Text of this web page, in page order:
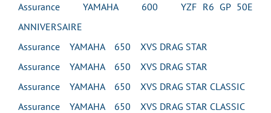
Assurance YAMAHA 600 YZF R6 GP 50E
ANNIVERSAIRE
Assurance YAMAHA 650 XVS DRAG STAR
Assurance YAMAHA 650 XVS DRAG STAR
Assurance YAMAHA 650 XVS DRAG STAR CLASSIC
Assurance YAMAHA 650 XVS DRAG STAR CLASSIC